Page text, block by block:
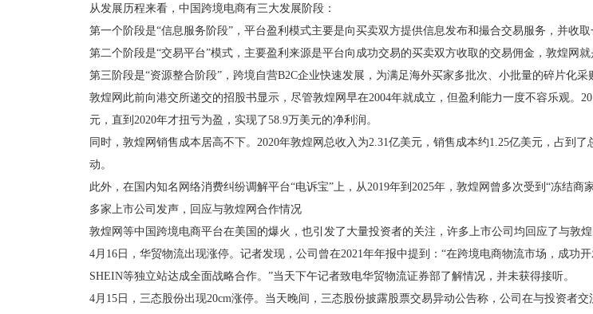
从发展历程来看，中国跨境电商有三大发展阶段：
第一个阶段是“信息服务阶段”，平台盈利模式主要是向买卖双方提供信息发布和撮合交易服务，并收
第二个阶段是“交易平台”模式，主要盈利来源是平台向成功交易的买卖双方收取的交易佣金，敦煌网就
第三阶段是“资源整合阶段”，跨境自营B2C企业快速发展，为满足海外买家多批次、小批量的碎片化
敦煌网此前向港交所递交的招股书显示，尽管敦煌网早在2004年就成立，但盈利能力一度不容乐观。
元，直到2020年才扭亏为盈，实现了58.9万美元的净利润。
同时，敦煌网销售成本居高不下。2020年敦煌网总收入为2.31亿美元，销售成本约1.25亿美元，占到
动。
此外，在国内知名网络消费纠纷调解平台“电诉宝”上，从2019年到2025年，敦煌网曾多次受到“冻结商
多家上市公司发声，回应与敦煌网合作情况
敦煌网等中国跨境电商平台在美国的爆火，也引发了大量投资者的关注，许多上市公司均回应了与敦煌
4月16日，华贸物流出现涨停。记者发现，公司曾在2021年年报中提到：“在跨境电商物流市场，成功
SHEIN等独立站达成全面战略合作。”当天下午记者致电华贸物流证券部了解情况，并未获得接听。
4月15日，三态股份出现20cm涨停。当天晚间，三态股份披露股票交易异动公告称，公司在与投资者